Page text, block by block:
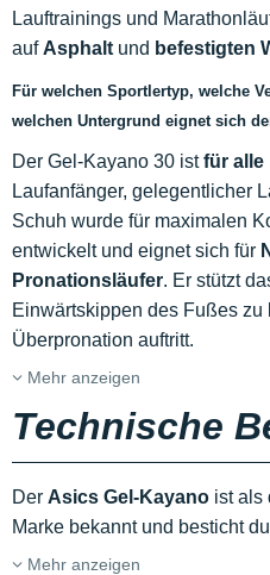
Lauftrainings und
auf Asphalt und befestigten
Für welchen Sportlertyp, welche
welchen Untergrund eignet sich
Der Gel-Kayano 30 istfür alle
Laufanfänger, gelegentlicher
Schuh wurde für maximalen
entwickelt und eignet sich für
Pronationsläufer. Er stützt
Einwärtskippen des Fußes zu
Überpronation auftritt.
Mehr anzeigen
Technische
Der Asics Gel-Kayano ist als
Marke bekannt und besticht
Mehr anzeigen